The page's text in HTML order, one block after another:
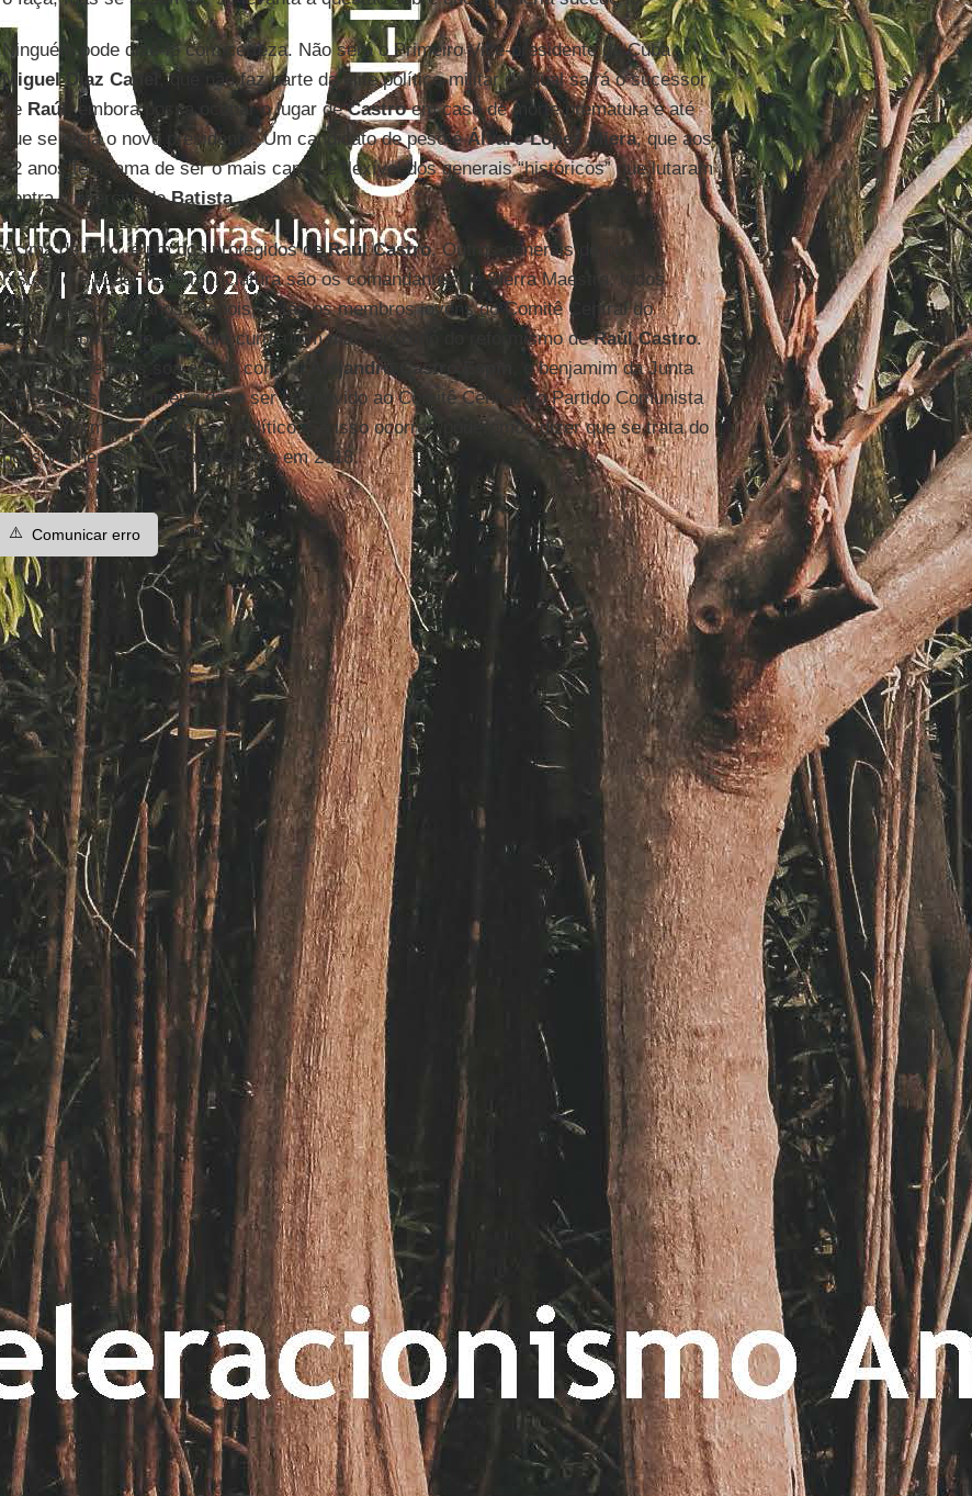
Ninguém pode dizê-lo com certeza. Não será o Primeiro Vice-presidente de Cuba
Miguel Díaz Canel
, que não faz parte da elite político-militar da qual sairá o sucessor
de Raúl , embora possa ocupar o lugar deCastroem caso de morte prematura e até
que se eleja o novo presidente. Um candidato de peso éÁlvaro López Miera, que aos
72 anos tem fama de ser o mais capaz e flexível dos generais “históricos” que lutaram
contra o exército deBatista.
Acima de tudo, é um dos protegidos deRaúl Castro. Outros generais de peso
histórico e poder na nomenclatura são os comandantes de Sierra Maestra, todos
próximos dos 80 anos. Depois, estão os membros jovens do Comitê Central do
Partido Comunista, com um curriculum mais próximo do reformismo deRaúl Castro.
O nome que mais soa é o do coronel
Alejandro Castro Espín
, o benjamim da Junta
Militar, mas ele primeiro deve ser promovido ao Comitê Central do Partido Comunista
e posteriormente ao Bureau Político. Se isso ocorrer, poderemos dizer que se trata do
possível herdeiro de Raúl Castroem 2018.
⚠️ Comunicar erro